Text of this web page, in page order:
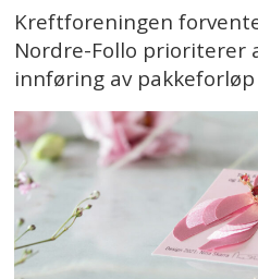
Kreftforeningen
Nordre-Follo prioriterer
innføring av